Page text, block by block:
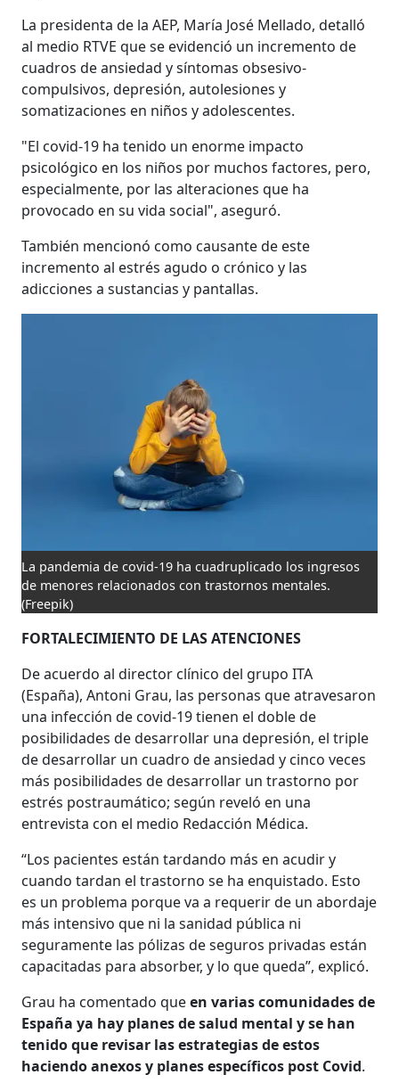
La presidenta de la AEP, María José Mellado, detalló
al medio RTVE que se evidenció un incremento de
cuadros de ansiedad y síntomas obsesivo-
compulsivos, depresión, autolesiones y
somatizaciones en niños y adolescentes.
"El covid-19 ha tenido un enorme impacto
psicológico en los niños por muchos factores, pero,
especialmente, por las alteraciones que ha
provocado en su vida social", aseguró.
También mencionó como causante de este
incremento al estrés agudo o crónico y las
adicciones a sustancias y pantallas.
La pandemia de covid-19 ha cuadruplicado los ingresos
de menores relacionados con trastornos mentales.
(Freepik)
FORTALECIMIENTO DE LAS ATENCIONES
De acuerdo al director clínico del grupo ITA
(España), Antoni Grau, las personas que atravesaron
una infección de covid-19 tienen el doble de
posibilidades de desarrollar una depresión, el triple
de desarrollar un cuadro de ansiedad y cinco veces
más posibilidades de desarrollar un trastorno por
estrés postraumático; según reveló en una
entrevista con el medio Redacción Médica.
“Los pacientes están tardando más en acudir y
cuando tardan el trastorno se ha enquistado. Esto
es un problema porque va a requerir de un abordaje
más intensivo que ni la sanidad pública ni
seguramente las pólizas de seguros privadas están
capacitadas para absorber, y lo que queda”, explicó.
Grau ha comentado queen varias comunidades de
España ya hay planes de salud mental y se han
tenido que revisar las estrategias de estos
haciendo anexos y planes específicos post Covid.